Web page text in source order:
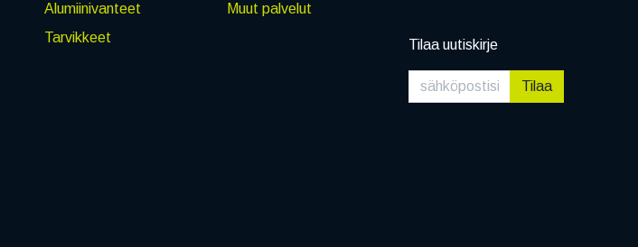
Alumiinivanteet
Tarvikkeet
Muut palvelut
Tilaa uutiskirje
Tilaa